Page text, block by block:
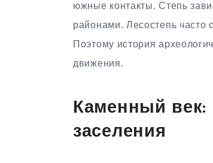
южные контакты. Степь
районами. Лесостепь
Поэтому история
движения.
Каменный век:
заселения